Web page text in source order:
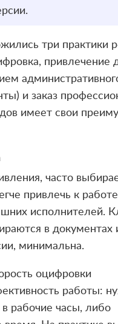
три практики
привлечение
и заказ
имеет свои
часто
привлечь к
исполнителей.
в
минимальна.
оцифровки
работы:
рабочие часы, либо